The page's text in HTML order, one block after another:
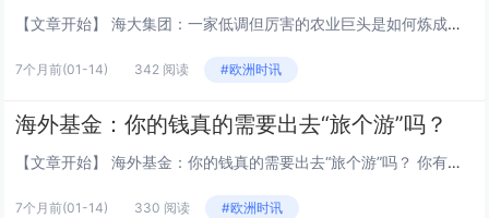
【文章开始】 海大集团：一家低调但厉害的农业巨头是如何炼成的？ 你有没有想过，我们每天吃的鱼、虾、猪肉，它们的“口粮”是从哪里来的？这背后，其实藏着一个你可能没听说过，但规模大得惊人的行业——饲料工业。而在这个行业里，有一家叫海大集团的公...
7个月前(01-14) 342 阅读 #欧洲时讯
海外基金：你的钱真的需要出去“旅个游”吗？
【文章开始】 海外基金：你的钱真的需要出去“旅个游”吗？ 你有没有想过，你存在银行里的钱，或者买的那些国内理财产品，是不是一直在同一个“池塘”里打转？眼看着别人聊起投资苹果、特斯拉，或者东南亚的新兴市场，心里会不会有点痒痒，但又觉得那事儿...
7个月前(01-14) 330 阅读 #欧洲时讯